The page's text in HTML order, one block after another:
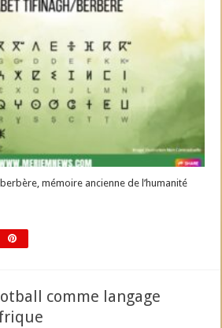
mémoire ancienne de l’humanité
comme langage